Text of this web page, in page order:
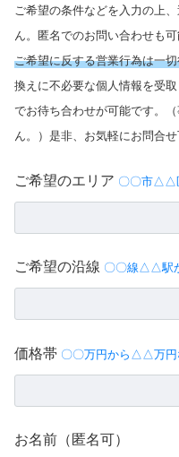
ご希望の条件などを入力の上
ん。匿名でのお問い合わせも
ご希望に反する営業行為は一
換えに不必要な個人情報を受
でお待ち合わせが可能です。
ん。）是非、お気軽にお問合せ
ご希望のエリア 〇〇市△△
ご希望の沿線 〇〇線△△駅
価格帯 〇〇万円から△△万円
お名前（匿名可）